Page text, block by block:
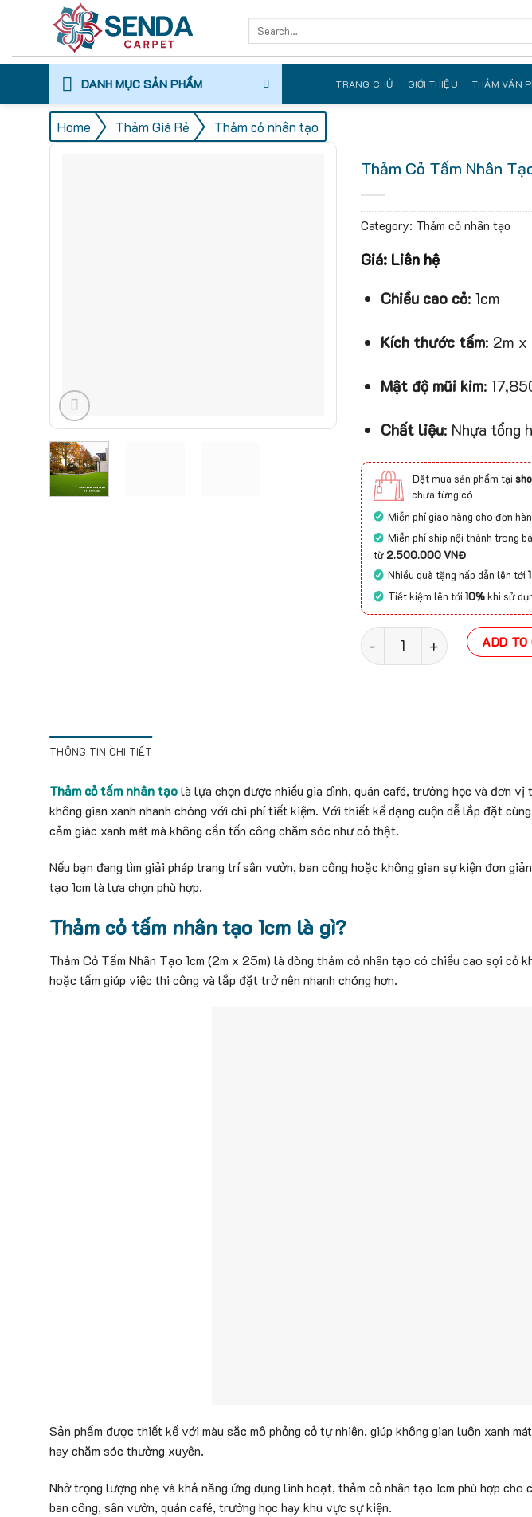
for:
DANH MỤC SẢN PHẨM TRANG CHỦ GIỚI THIỆU THẢM VĂN
Home / Thảm Giá Rẻ / Thảm cỏ nhân tạo
Thảm Cỏ Tấm Nhân
Category: Thảm cỏ nhân tạo
Giá: Liên hệ
Chiều cao cỏ: 1cm
Kích thước tấm: 2m x
Mật độ mũi kim:
Chất liệu: Nhựa tổng
Đặt mua sản phẩm tại
chưa từng có
Miễn phí giao hàng cho đơn
Miễn phí ship nội thành trong
từ2.500.000 VNĐ
Nhiều quà tặng hấp dẫn lên tới
Tiết kiệm lên tới 10%khi sử
Thảm Cỏ Tấm Nhân Tạo
ADD
THÔNG TIN CHI TIẾT
Thảm cỏ tấm nhân tạolà lựa chọn được nhiều gia đình, quán café, trường học và đơn
không gian xanh nhanh chóng với chi phí tiết kiệm. Với thiết kế dạng cuộn dễ lắp đặt
cảm giác xanh mát mà không cần tốn công chăm sóc như cỏ thật.
Nếu bạn đang tìm giải pháp trang trí sân vườn, ban công hoặc không gian sự kiện đơn
tạo 1cm là lựa chọn phù hợp.
Thảm cỏ tấm nhân tạo 1cm là gì?
Thảm Cỏ Tấm Nhân Tạo 1cm (2m x 25m) là dòng thảm cỏ nhân tạo có chiều cao sợi cỏ
hoặc tấm giúp việc thi công và lắp đặt trở nên nhanh chóng hơn.
Sản phẩm được thiết kế với màu sắc mô phỏng cỏ tự nhiên, giúp không gian luôn xanh
hay chăm sóc thường xuyên.
Nhờ trọng lượng nhẹ và khả năng ứng dụng linh hoạt, thảm cỏ nhân tạo 1cm phù hợp cho
ban công, sân vườn, quán café, trường học hay khu vực sự kiện.